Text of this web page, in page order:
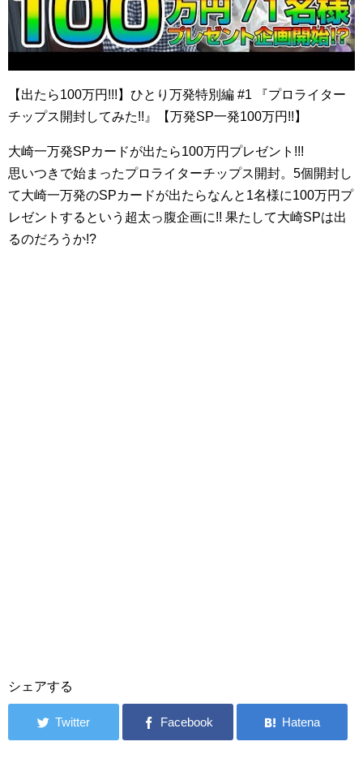
【出たら100万円!!!】ひとり万発特別編 #1 『プロライター
チップス開封してみた!!』【万発SP一発100万円!!】
大崎一万発SPカードが出たら100万円プレゼント!!!
思いつきで始まったプロライターチップス開封。5個開封し
て大崎一万発のSPカードが出たらなんと1名様に100万円プ
レゼントするという超太っ腹企画に!! 果たして大崎SPは出
るのだろうか!?
シェアする